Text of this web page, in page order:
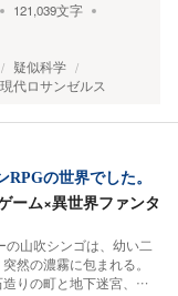
121,039文字
疑似科学
現代ロサンゼルス
の世界でした。
ム×異世界ファンタ
山吹シンゴは、幼い二
然の濃霧に包まれる。
造りの町と地下迷宮、…